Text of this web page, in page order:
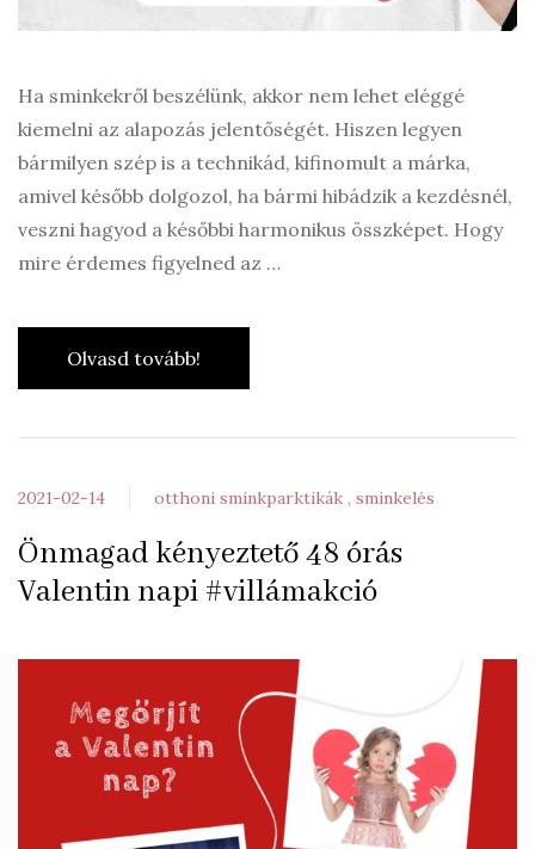
Ha sminkekről beszélünk, akkor nem lehet eléggé
kiemelni az alapozás jelentőségét. Hiszen legyen
bármilyen szép is a technikád, kifinomult a márka,
amivel később dolgozol, ha bármi hibádzik a kezdésnél,
veszni hagyod a későbbi harmonikus összképet. Hogy
mire érdemes figyelned az …
Olvasd tovább!
2021-02-14 otthoni sminkparktikák sminkelés
Önmagad kényeztető 48 órás
Valentin napi #villámakció